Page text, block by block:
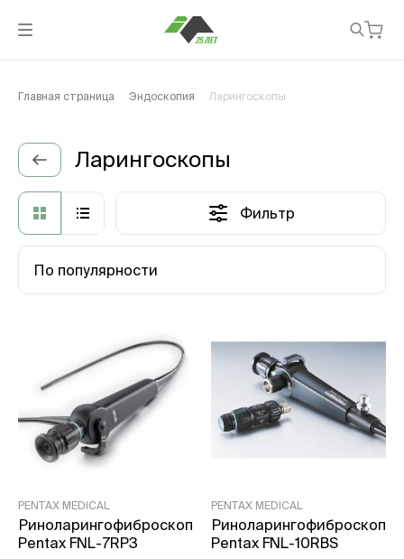
Главная страница Эндоскопия Ларингоскопы
Ларингоскопы
Фильтр
По популярности
PENTAX MEDICAL
Риноларингофиброскоп
Pentax FNL-7RP3
PENTAX MEDICAL
Риноларингофиброскоп
Pentax FNL-10RBS